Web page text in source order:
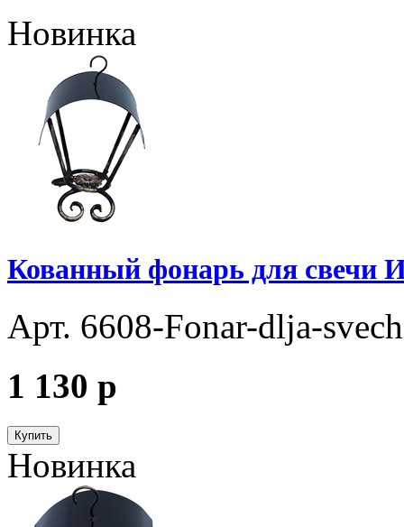
Новинка
Кованный фонарь для свечи
Арт. 6608-Fonar-dlja-
1 130 p
Купить
Новинка